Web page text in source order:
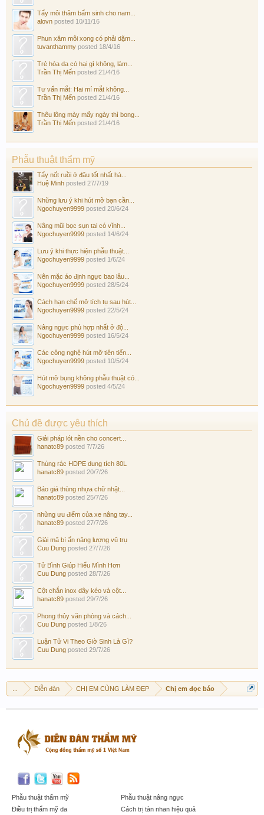
Tẩy môi thâm bẩm sinh cho nam...
alovn posted 10/11/16
Phun xăm môi xong có phải dặm...
tuvanthammy posted 18/4/16
Trẻ hóa da có hại gì không, làm...
Trần Thị Mến posted 21/4/16
Tư vấn mắt: Hai mí mắt không...
Trần Thị Mến posted 21/4/16
Thêu lông mày mấy ngày thì bong...
Trần Thị Mến posted 21/4/16
Phẫu thuật thẩm mỹ
Tẩy nốt ruồi ở đâu tốt nhất hà...
Huệ Minh posted 27/7/19
Những lưu ý khi hút mỡ bạn cần...
Ngochuyen9999 posted 20/6/24
Nâng mũi bọc sụn tai có vĩnh...
Ngochuyen9999 posted 14/6/24
Lưu ý khi thực hiện phẫu thuật...
Ngochuyen9999 posted 1/6/24
Nên mặc áo định ngực bao lâu...
Ngochuyen9999 posted 28/5/24
Cách hạn chế mỡ tích tụ sau hút...
Ngochuyen9999 posted 22/5/24
Nâng ngực phù hợp nhất ở độ...
Ngochuyen9999 posted 16/5/24
Các công nghệ hút mỡ tiên tiến...
Ngochuyen9999 posted 10/5/24
Hút mỡ bụng không phẫu thuật có...
Ngochuyen9999 posted 4/5/24
Chủ đề được yêu thích
Giải pháp lót nền cho concert...
hanatc89 posted 7/7/26
Thùng rác HDPE dung tích 80L
hanatc89 posted 20/7/26
Báo giá thùng nhựa chữ nhật...
hanatc89 posted 25/7/26
những ưu điểm của xe nâng tay...
hanatc89 posted 27/7/26
Giải mã bí ẩn năng lượng vũ trụ
Cuu Dung posted 27/7/26
Tử Bình Giúp Hiểu Mình Hơn
Cuu Dung posted 28/7/26
Cột chắn inox dây kéo và cột...
hanatc89 posted 29/7/26
Phong thủy văn phòng và cách...
Cuu Dung posted 1/8/26
Luận Tử Vi Theo Giờ Sinh Là Gì?
Cuu Dung posted 29/7/26
Diễn đàn CHỊ EM CÙNG LÀM ĐẸP Chị em đọc báo
Phẫu thuật thẩm mỹ
Điều trị thẩm mỹ da
Phẫu thuật nâng ngực
Cách trị tàn nhan hiệu quả